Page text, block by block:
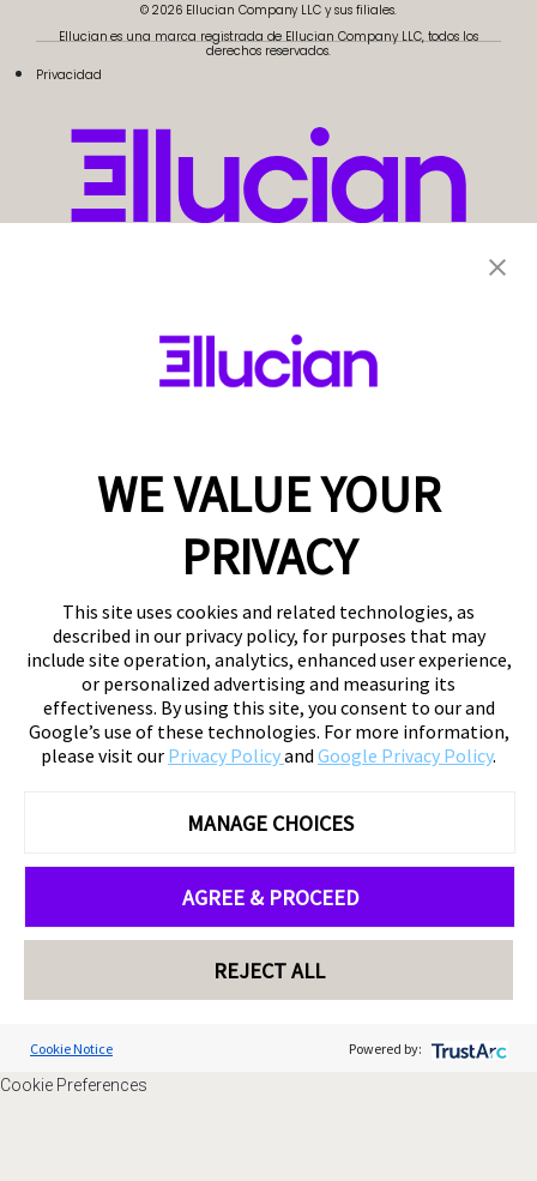
© 2026 Ellucian Company LLC y sus filiales.
Ellucian es una marca registrada de Ellucian Company LLC, todos los
derechos reservados.
Privacidad
WE VALUE YOUR
PRIVACY
This site uses cookies and related technologies, as
described in our privacy policy, for purposes that may
include site operation, analytics, enhanced user experience,
or personalized advertising and measuring its
effectiveness. By using this site, you consent to our and
Google’s use of these technologies. For more information,
please visit our Privacy Policyand Google Privacy Policy.
MANAGE CHOICES
AGREE & PROCEED
REJECT ALL
Cookie Notice Powered by:
Cookie Preferences